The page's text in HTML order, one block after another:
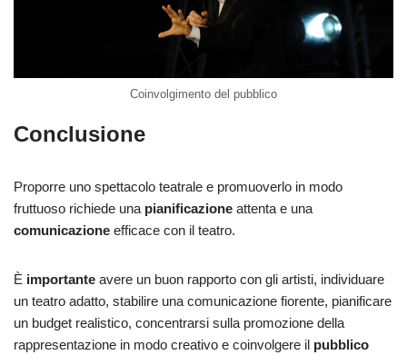
Coinvolgimento del pubblico
Conclusione
Proporre uno spettacolo teatrale e promuoverlo in modo
fruttuoso richiede una pianificazione attenta e una
comunicazione efficace con il teatro.
È importante avere un buon rapporto con gli artisti, individuare
un teatro adatto, stabilire una comunicazione fiorente, pianificare
un budget realistico, concentrarsi sulla promozione della
rappresentazione in modo creativo e coinvolgere il pubblico